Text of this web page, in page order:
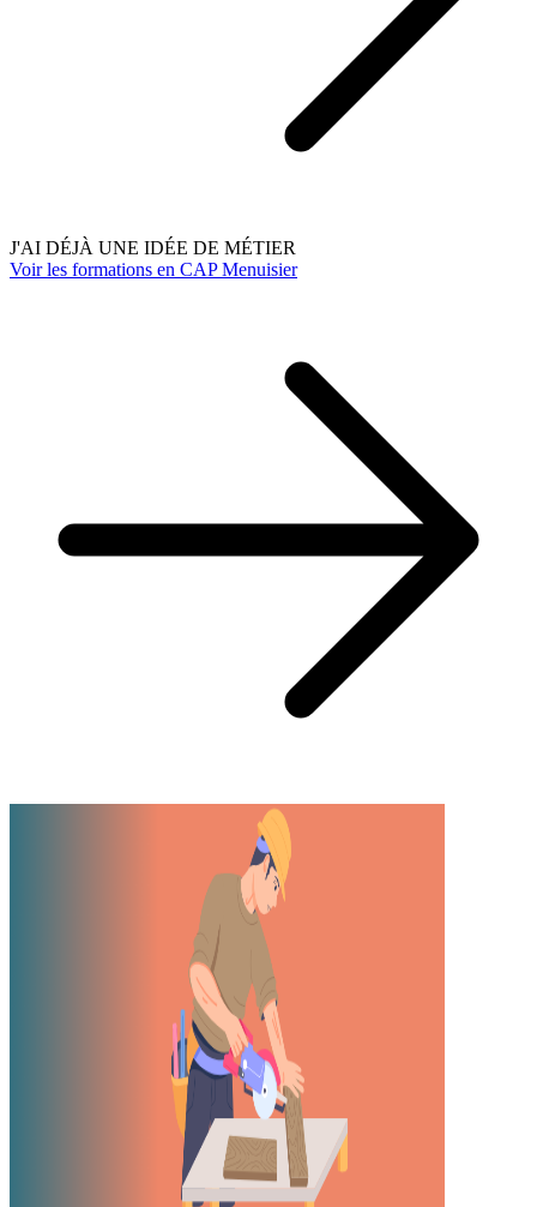
J'AI DÉJÀ UNE IDÉE DE MÉTIER
Voir les formations en CAP Menuisier